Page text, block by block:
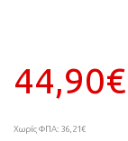
44,90€
Χωρίς ΦΠΑ: 36,21€